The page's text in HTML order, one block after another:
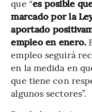
que “es posible
marcado por la
aportado
empleo en enero.
empleo seguirá
en la medida en
que tiene con
algunos sectores”.